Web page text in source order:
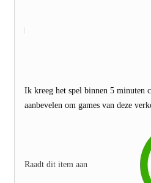
Ik kreeg het spel binnen 5 minuten
aanbevelen om games van deze
Raadt dit item aan